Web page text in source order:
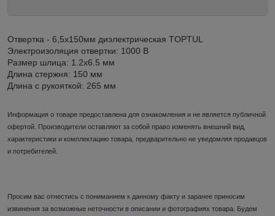
Отвертка - 6,5x150мм диэлектрическая TOPTUL
Электроизоляция отвертки: 1000 В
Размер шлица: 1.2x6.5 мм
Длина стержня: 150 мм
Длина с рукояткой: 265 мм
Информация о товаре предоставлена для ознакомления и не является публичной
офертой. Производители оставляют за собой право изменять внешний вид,
характеристики и комплектацию товара, предварительно не уведомляя продавцов
и потребителей.
Просим вас отнестись с пониманием к данному факту и заранее приносим
извинения за возможные неточности в описании и фотографиях товара. Будем